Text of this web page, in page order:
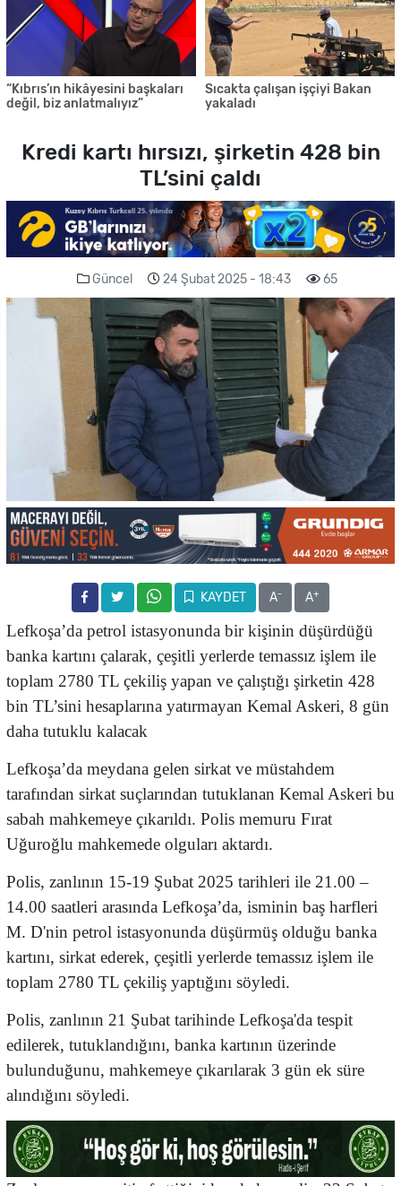
“Kıbrıs’ın hikâyesini başkaları
değil, biz anlatmalıyız”
Sıcakta çalışan işçiyi Bakan
yakaladı
Kredi kartı hırsızı, şirketin 428 bin
TL’sini çaldı
Güncel 24 Şubat 2025 - 18:43 65
KAYDET A- A+
Lefkoşa’da petrol istasyonunda bir kişinin düşürdüğü
banka kartını çalarak, çeşitli yerlerde temassız işlem ile
toplam 2780 TL çekiliş yapan ve çalıştığı şirketin 428
bin TL’sini hesaplarına yatırmayan Kemal Askeri, 8 gün
daha tutuklu kalacak
Lefkoşa’da meydana gelen sirkat ve müstahdem
tarafından sirkat suçlarından tutuklanan Kemal Askeri bu
sabah mahkemeye çıkarıldı. Polis memuru Fırat
Uğuroğlu mahkemede olguları aktardı.
Polis, zanlının 15-19 Şubat 2025 tarihleri ile 21.00 –
14.00 saatleri arasında Lefkoşa’da, isminin baş harfleri
M. D'nin petrol istasyonunda düşürmüş olduğu banka
kartını, sirkat ederek, çeşitli yerlerde temassız işlem ile
toplam 2780 TL çekiliş yaptığını söyledi.
Polis, zanlının 21 Şubat tarihinde Lefkoşa'da tespit
edilerek, tutuklandığını, banka kartının üzerinde
bulunduğunu, mahkemeye çıkarılarak 3 gün ek süre
alındığını söyledi.